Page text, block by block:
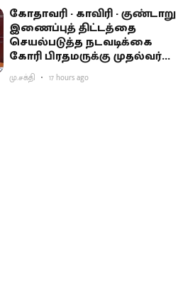
கோதாவரி - காவிரி - குண்டாறு
இணைப்புத் திட்டத்தை
செயல்படுத்த நடவடிக்கை
கோரி பிரதமருக்கு முதல்வர்
விஜய் கடிதம்
மு.சக்தி 17 hours ago